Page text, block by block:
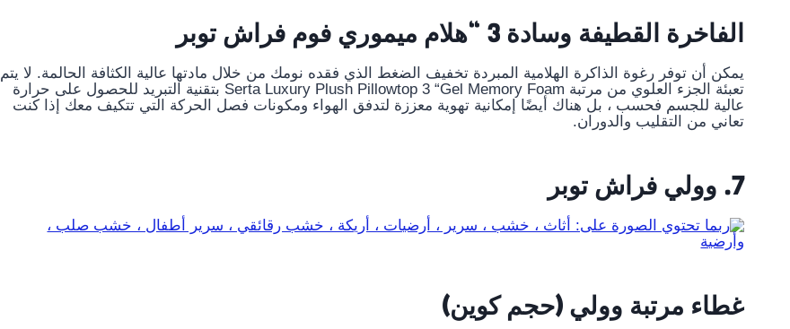
الفاخرة القطيفة وسادة 3 “هلام ميموري فوم فراش توبر
يمكن أن توفر رغوة الذاكرة الهلامية المبردة تخفيف الضغط الذي فقده نومك من خلال مادتها عالية الكثافة الحالمة. لا يتم
تعبئة الجزء العلوي من مرتبة Serta Luxury Plush Pillowtop 3 “Gel Memory Foam بتقنية التبريد للحصول على حرارة
عالية للجسم فحسب ، بل هناك أيضًا إمكانية تهوية معززة لتدفق الهواء ومكونات فصل الحركة التي تتكيف معك إذا كنت
تعاني من التقليب والدوران.
7. وولي فراش توبر
غطاء مرتبة وولي (حجم كوين)